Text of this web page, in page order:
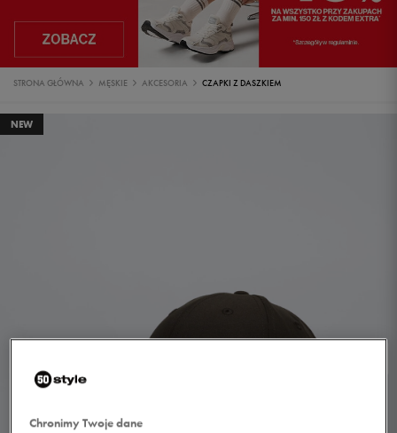
STRONA GŁÓWNA MĘSKIE AKCESORIA CZAPKI Z DASZKIEM
NEW
Chronimy Twoje dane